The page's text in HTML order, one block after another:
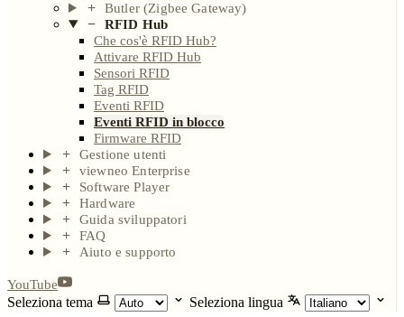
Butler (Zigbee Gateway)
RFID Hub
Che cos'è RFID Hub?
Attivare RFID Hub
Sensori RFID
Tag RFID
Eventi RFID
Eventi RFID in blocco
Firmware RFID
Gestione utenti
viewneo Enterprise
Software Player
Hardware
Guida sviluppatori
FAQ
Aiuto e supporto
YouTube
Seleziona tema Seleziona lingua